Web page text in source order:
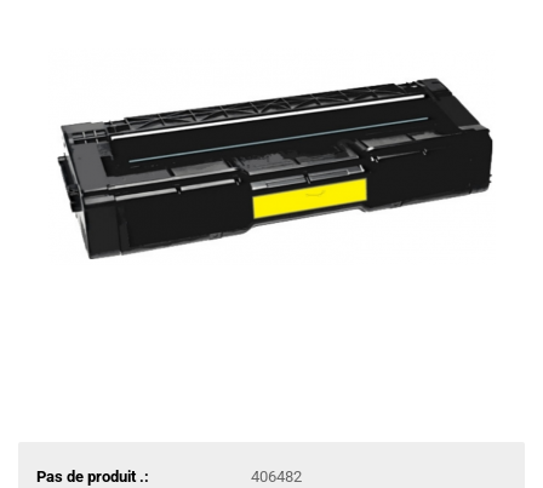
Pas de produit .:
406482